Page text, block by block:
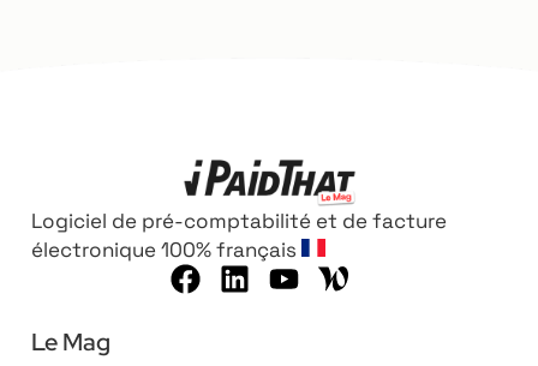
Logiciel de pré-comptabilité et de facture
électronique 100% français
Le Mag